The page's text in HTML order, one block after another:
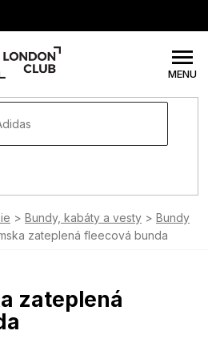
Bundy, kabáty a vesty
Bundy
zateplená fleecová bunda
zateplená